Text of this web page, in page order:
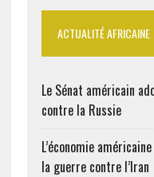
aux Scorpions, le 16
novembre à Banjul. Avec
leur victoire, les
Scorpionssont en tête du
ACTUALITÉ AFRICAINE
Le Sénat américain
contre la Russie
L’économie
la guerre contre l’Iran